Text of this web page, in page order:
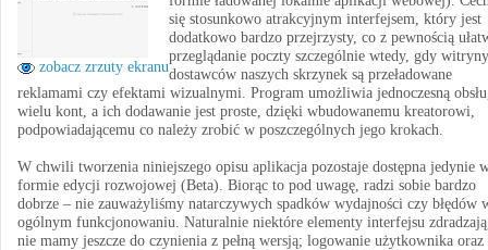
zobacz zrzuty ekranu
się stosunkowo atrakcyjnym interfejsem, który jest
dodatkowo bardzo przejrzysty, co z pewnością
przeglądanie poczty szczególnie wtedy, gdy witryny
dostawców naszych skrzynek są przeładowane
reklamami czy efektami wizualnymi. Program umożliwia jednoczesną
wielu kont, a ich dodawanie jest proste, dzięki wbudowanemu kreatorowi,
podpowiadającemu co należy zrobić w poszczególnych jego krokach.
W chwili tworzenia niniejszego opisu aplikacja pozostaje dostępna jedynie
formie edycji rozwojowej (Beta). Biorąc to pod uwagę, radzi sobie bardzo
dobrze – nie zauważyliśmy natarczywych spadków wydajności czy błędów
ogólnym funkcjonowaniu. Naturalnie niektóre elementy interfejsu
nie mamy jeszcze do czynienia z pełną wersją; logowanie użytkownika oraz